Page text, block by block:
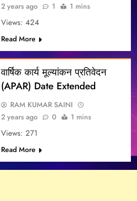
2 years ago
1 1 mins
Views: 424
Read More
वार्षिक कार्य मूल्यांकन प्रतिवेदन
(APAR) Date Extended
RAM KUMAR SAINI
2 years ago
0 1 mins
Views: 271
Read More